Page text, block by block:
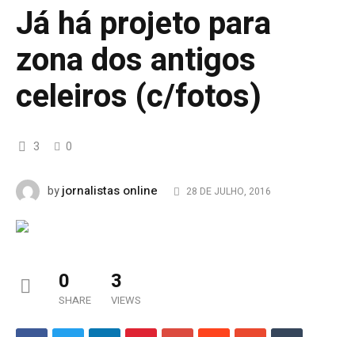
Já há projeto para
zona dos antigos
celeiros (c/fotos)
3 0
byjornalistas online 28 DE JULHO, 2016
0
SHARE
3
VIEWS